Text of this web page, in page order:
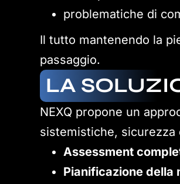
problematiche di
Il tutto mantenendo la
passaggio.
LA
NEXQ propone un
sistemistiche, sicurezza
Assessment
Pianificazione della